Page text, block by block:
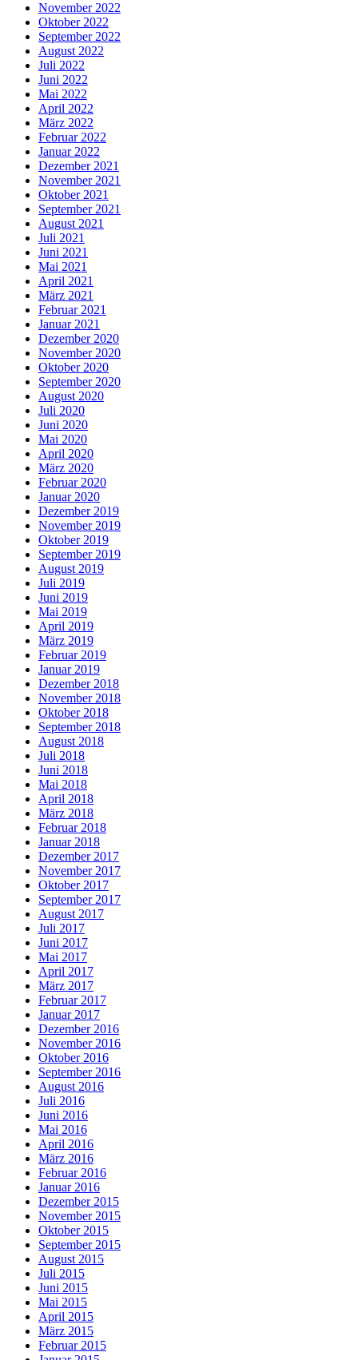
November 2022
Oktober 2022
September 2022
August 2022
Juli 2022
Juni 2022
Mai 2022
April 2022
März 2022
Februar 2022
Januar 2022
Dezember 2021
November 2021
Oktober 2021
September 2021
August 2021
Juli 2021
Juni 2021
Mai 2021
April 2021
März 2021
Februar 2021
Januar 2021
Dezember 2020
November 2020
Oktober 2020
September 2020
August 2020
Juli 2020
Juni 2020
Mai 2020
April 2020
März 2020
Februar 2020
Januar 2020
Dezember 2019
November 2019
Oktober 2019
September 2019
August 2019
Juli 2019
Juni 2019
Mai 2019
April 2019
März 2019
Februar 2019
Januar 2019
Dezember 2018
November 2018
Oktober 2018
September 2018
August 2018
Juli 2018
Juni 2018
Mai 2018
April 2018
März 2018
Februar 2018
Januar 2018
Dezember 2017
November 2017
Oktober 2017
September 2017
August 2017
Juli 2017
Juni 2017
Mai 2017
April 2017
März 2017
Februar 2017
Januar 2017
Dezember 2016
November 2016
Oktober 2016
September 2016
August 2016
Juli 2016
Juni 2016
Mai 2016
April 2016
März 2016
Februar 2016
Januar 2016
Dezember 2015
November 2015
Oktober 2015
September 2015
August 2015
Juli 2015
Juni 2015
Mai 2015
April 2015
März 2015
Februar 2015